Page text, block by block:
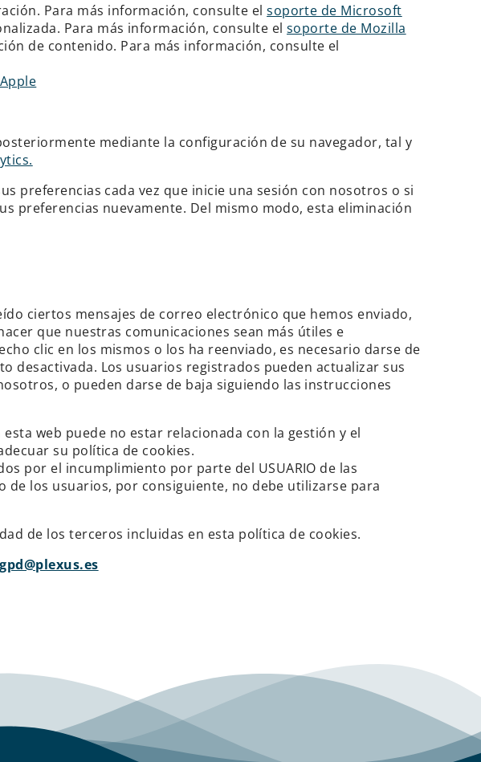
Para más información, consulte elsoporte de Microsoft
Para más información, consulte elsoporte de Mozilla
de contenido. Para más información, consulte el
mediante la configuración de su navegador, tal y
preferencias cada vez que inicie una sesión con nosotros o si
preferencias nuevamente. Del mismo modo, esta eliminación
ciertos mensajes de correo electrónico que hemos enviado,
que nuestras comunicaciones sean más útiles e
clic en los mismos o los ha reenviado, es necesario darse de
desactivada. Los usuarios registrados pueden actualizar sus
o pueden darse de baja siguiendo las instrucciones
web puede no estar relacionada con la gestión y el
su política de cookies.
por el incumplimiento por parte del USUARIO de las
de los usuarios, por consiguiente, no debe utilizarse para
de los terceros incluidas en esta política de cookies.